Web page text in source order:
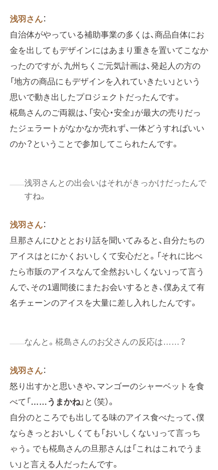
浅羽さん：
自治体がやっている補助事業の多くは、商品自体にお
金を出してもデザインにはあまり重きを置いてこなか
ったのですが、九州ちくご元気計画は、発起人の方の
「地方の商品にもデザインを入れていきたい」という
思いで動き出したプロジェクトだったんです。
椛島さんのご両親は、「安心・安全」が最大の売りだっ
たジェラートがなかなか売れず、一体どうすればいい
のか？ということで参加してこられたんです。
浅羽さんとの出会いはそれがきっかけだったんで
すね。
浅羽さん：
旦那さんにひととおり話を聞いてみると、自分たちの
アイスはとにかくおいしくて安心だと。「それに比べ
たら市販のアイスなんて全然おいしくない」って言う
んで、その1週間後にまたお会いするとき、僕あえて有
名チェーンのアイスを大量に差し入れしたんです。
なんと。椛島さんのお父さんの反応は……？
浅羽さん：
怒り出すかと思いきや、マンゴーのシャーベットを食
べて「 ……うまかね」と（笑）。
自分のところでも出してる味のアイス食べたって、僕
ならきっとおいしくても「おいしくない」って言っち
ゃう。でも椛島さんの旦那さんは「これはこれでうま
い」と言える人だったんです。